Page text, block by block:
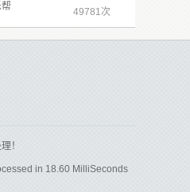
49781次
！
in 18.60 MilliSeconds